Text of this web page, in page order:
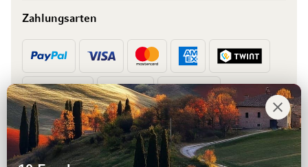
Zahlungsarten
Vorkasse Rechnung